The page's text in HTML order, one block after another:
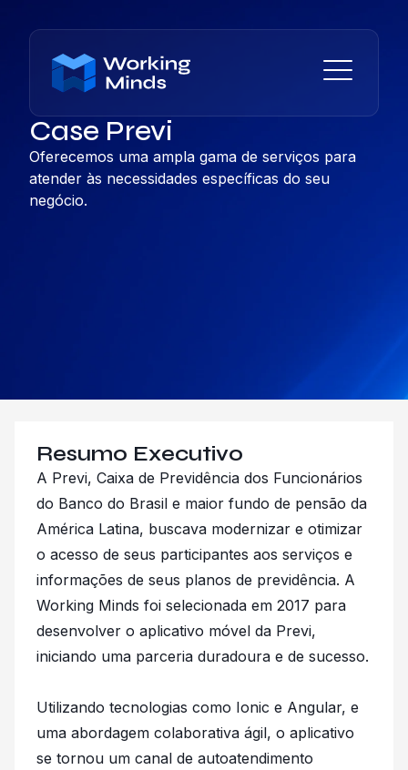
Case Previ
Oferecemos uma ampla gama de serviços para
atender às necessidades específicas do seu
negócio.
Resumo Executivo
A Previ, Caixa de Previdência dos Funcionários
do Banco do Brasil e maior fundo de pensão da
América Latina, buscava modernizar e otimizar
o acesso de seus participantes aos serviços e
informações de seus planos de previdência. A
Working Minds foi selecionada em 2017 para
desenvolver o aplicativo móvel da Previ,
iniciando uma parceria duradoura e de sucesso.
Utilizando tecnologias como Ionic e Angular, e
uma abordagem colaborativa ágil, o aplicativo
se tornou um canal de autoatendimento